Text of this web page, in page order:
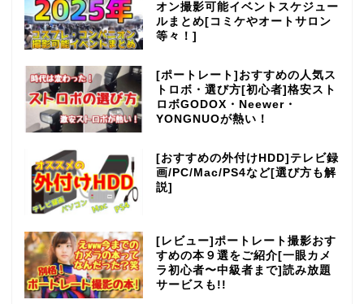
オン撮影可能イベントスケジュー
ルまとめ[コミケやオートサロン
等々！]
[ポートレート]おすすめの人気ス
トロボ・選び方[初心者]格安スト
ロボGODOX・Neewer・
YONGNUOが熱い！
[おすすめの外付けHDD]テレビ録
画/PC/Mac/PS4など[選び方も解
説]
[レビュー]ポートレート撮影おす
すめの本９選をご紹介[一眼カメ
ラ初心者〜中級者まで]読み放題
サービスも!!